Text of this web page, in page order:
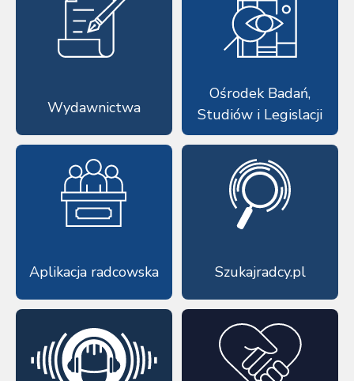
Wydawnictwa
Ośrodek Badań,
Studiów i Legislacji
Aplikacja radcowska Szukajradcy.pl